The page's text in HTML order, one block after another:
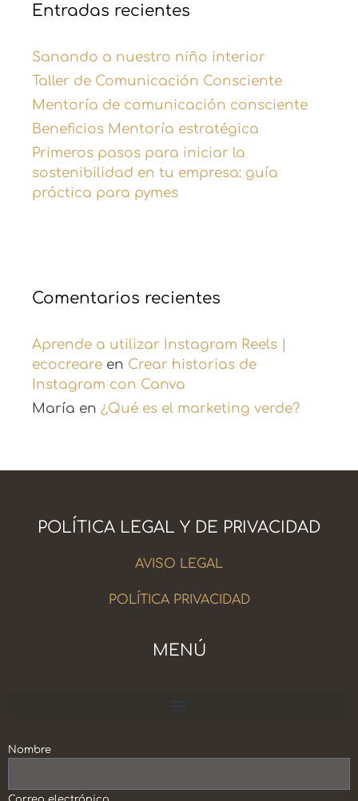
Entradas recientes
Sanando a nuestro niño interior
Taller de Comunicación Consciente
Mentoría de comunicación consciente
Beneficios Mentoría estratégica
Primeros pasos para iniciar la
sostenibilidad en tu empresa: guía
práctica para pymes
Comentarios recientes
Aprende a utilizar Instagram Reels |
ecocreare en Crear historias de
Instagram con Canva
María en ¿Qué es el marketing verde?
POLÍTICA LEGAL Y DE PRIVACIDAD
AVISO LEGAL
POLÍTICA PRIVACIDAD
MENÚ
Nombre